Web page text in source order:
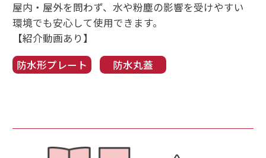
屋内・屋外を問わず、水や粉塵の影響を受けやすい
環境でも安心して使用できます。
【紹介動画あり】
防水形プレート
防水丸蓋